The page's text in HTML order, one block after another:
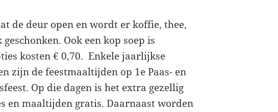
de deur open en wordt er koffie, thee,
Ook een kop soep is
kosten € 0,70. Enkele jaarlijkse
zijn de feestmaaltijden op 1e Paas- en
Op die dagen is het extra gezellig
en maaltijden gratis. Daarnaast worden